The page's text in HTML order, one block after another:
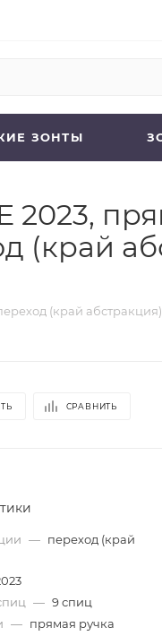
ЗОНТЫ
2023,
(край
(край абстракция)
СРАВНИТЬ
— переход (край
— 9 спиц
— прямая ручка